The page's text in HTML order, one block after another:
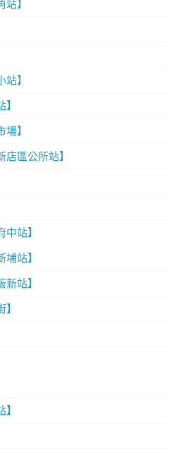
】
】
】
店區公所站】
站】
站】
站】